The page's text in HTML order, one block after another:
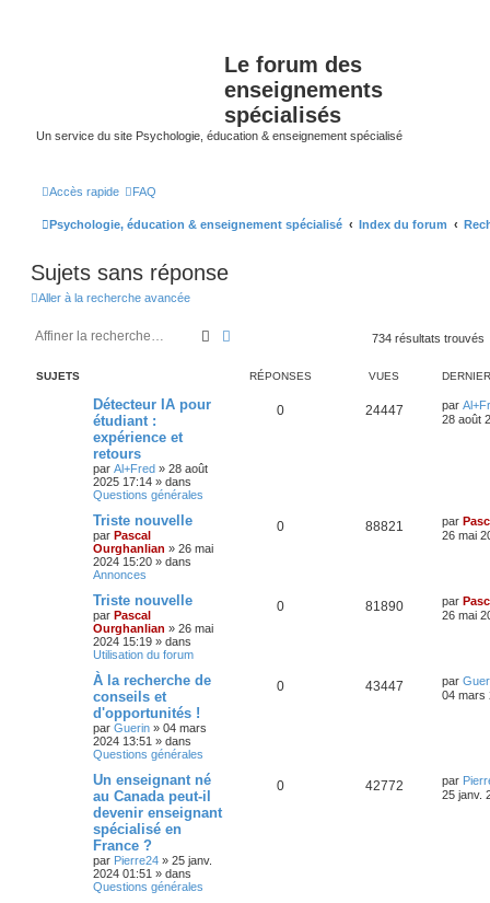
Le forum des
enseignements
spécialisés
Un service du site Psychologie, éducation & enseignement spécialisé
Accès rapide FAQ
Psychologie, éducation & enseignement spécialisé Index du forum
Sujets sans réponse
Aller à la recherche avancée
Rechercher 734 résultats trouvés
SUJETS RÉPONSES VUES
Détecteur IA pour
étudiant :
expérience et
retours
par Al+Fred » 28 août
2025 17:14 » dans
Questions générales
0 24447 par
28 août
Triste nouvelle
par Pascal
Ourghanlian » 26 mai
2024 15:20 » dans
Annonces
0 88821 par
26 mai
Triste nouvelle
par Pascal
Ourghanlian » 26 mai
2024 15:19 » dans
Utilisation du forum
0 81890 par
26 mai
À la recherche de
conseils et
d'opportunités !
par Guerin » 04 mars
2024 13:51 » dans
Questions générales
0 43447 par
04 mars
Un enseignant né
au Canada peut-il
devenir enseignant
spécialisé en
France ?
par Pierre24 » 25 janv.
2024 01:51 » dans
Questions générales
0 42772 par
25 janv.